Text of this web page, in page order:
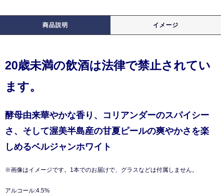
商品説明 イメージ
20歳未満の飲酒は法律で禁止されてい
ます。
酵母由来華やかな香り、コリアンダーのスパイシー
さ、そして渥美半島産の甘夏ピールの爽やかさを楽
しめるベルジャンホワイト
※画像はイメージです。1本でのお届けで、グラスなどは付属しません。
アルコール:4.5%